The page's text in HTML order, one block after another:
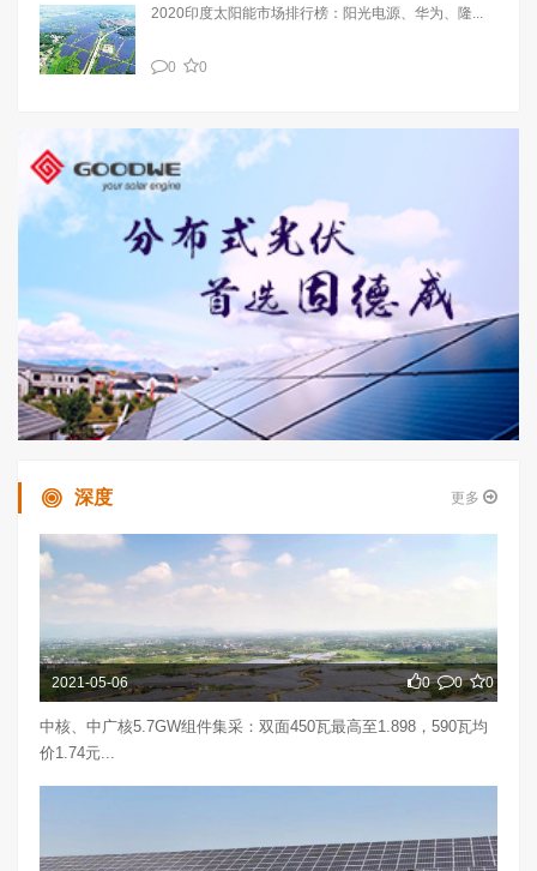
2020印度太阳能市场排行榜：阳光电源、华为、隆...
0 0
深度 更多
2021-05-06 0 0 0
中核、中广核5.7GW组件集采：双面450瓦最高至1.898，590瓦均
价1.74元...